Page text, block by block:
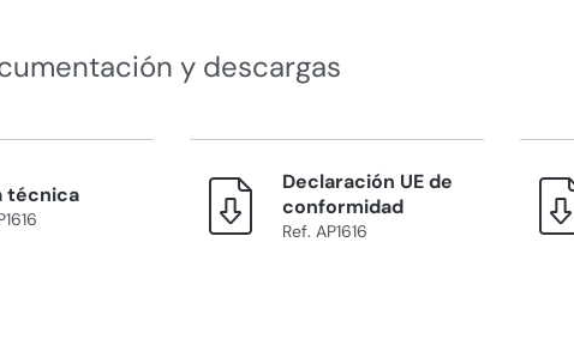
y descargas
técnica
Declaración UE de
conformidad
Ref. AP1616